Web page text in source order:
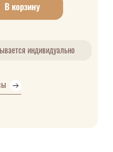
В корзину
индивидуально